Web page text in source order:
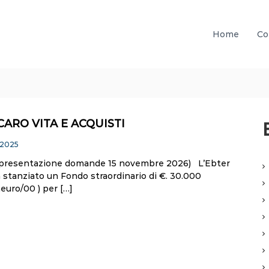
Home
VITA E ACQUISTI
domande 15 novembre 2026) L’Ebter
stanziato un Fondo straordinario di €. 30.000
00 ) per […]